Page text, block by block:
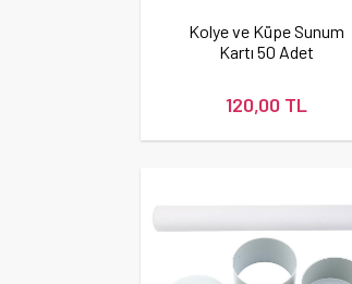
Kolye ve Küpe Sunum
Kartı 50 Adet
120,00 TL